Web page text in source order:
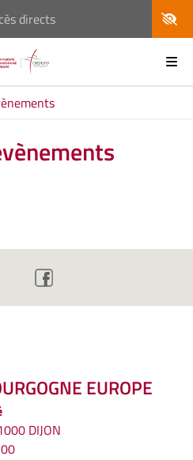
directs
EUROPE
DIJON